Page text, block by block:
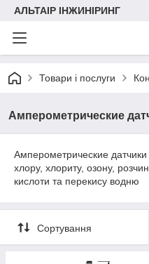
АЛЬТАІР ІНЖИНІРИНГ
Товари і послуги
Амперометрические
Амперометрические
хлору, хлориту, озону,
кислоти та перекису водню
Сортування